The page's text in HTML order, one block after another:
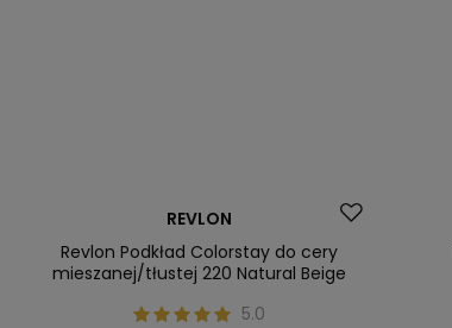
REVLON
Revlon Podkład Colorstay do cery
mieszanej/tłustej 220 Natural Beige
5.0